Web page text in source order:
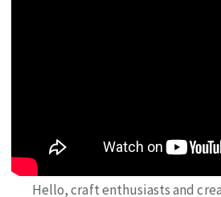
Hello, craft enthusiasts and